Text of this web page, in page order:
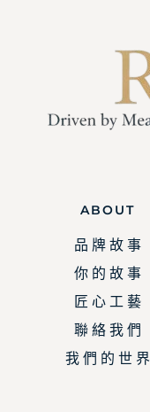
ABOUT
品 牌 故 事
你 的 故 事
匠 心 工 藝
聯 絡 我 們
我 們 的 世 界